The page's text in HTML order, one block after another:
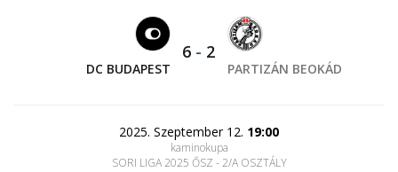
DC BUDAPEST
6 - 2
PARTIZÁN BEOKÁD
2025. Szeptember 12. 19:00
kaminokupa
SORI LIGA 2025 ŐSZ - 2/A OSZTÁLY